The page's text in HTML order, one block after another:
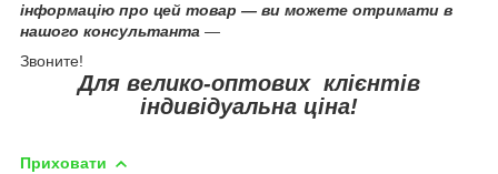
інформацію про цей товар — ви можете отримати в
нашого консультанта —
Звоните!
Для велико-оптових клієнтів
індивідуальна ціна!
Приховати